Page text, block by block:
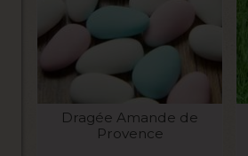
Dragée Amande de
Provence
VOIR LE PRODUIT